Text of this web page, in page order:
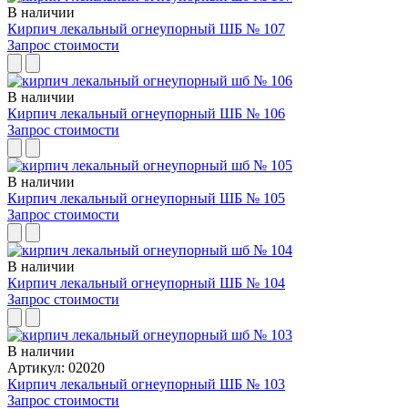
В наличии
Кирпич лекальный огнеупорный ШБ № 107
Запрос стоимости
В наличии
Кирпич лекальный огнеупорный ШБ № 106
Запрос стоимости
В наличии
Кирпич лекальный огнеупорный ШБ № 105
Запрос стоимости
В наличии
Кирпич лекальный огнеупорный ШБ № 104
Запрос стоимости
В наличии
Артикул: 02020
Кирпич лекальный огнеупорный ШБ № 103
Запрос стоимости